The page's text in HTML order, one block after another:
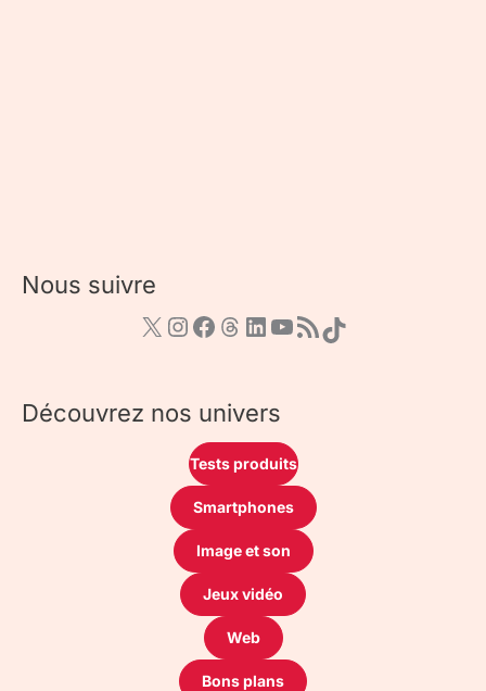
Nous suivre
Découvrez nos univers
Tests produits
Smartphones
Image et son
Jeux vidéo
Web
Bons plans